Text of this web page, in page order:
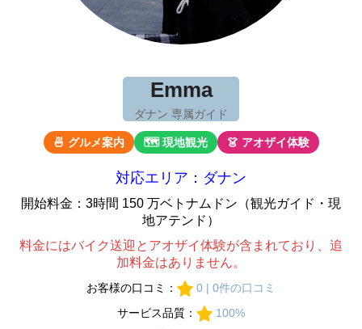
Emma
ダナン 専属ガイド
🍜 グルメ案内 🗺 現地観光 👗 アオザイ体験
対応エリア：ダナン
開始料金：3時間 150 万ベトナムドン（観光ガイド・現
地アテンド）
料金にはバイク送迎とアオザイ体験が含まれており、追
加料金はありません。
お客様の口コミ：
0 | 0件の口コミ
サービス品質：
100%